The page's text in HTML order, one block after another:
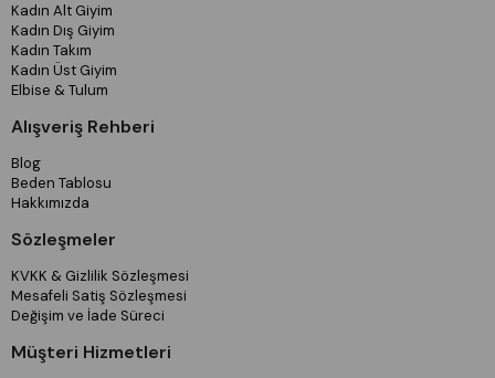
Kadın Alt Giyim
Kadın Dış Giyim
Kadın Takım
Kadın Üst Giyim
Elbise & Tulum
Alışveriş Rehberi
Blog
Beden Tablosu
Hakkımızda
Sözleşmeler
KVKK & Gizlilik Sözleşmesi
Mesafeli Satiş Sözleşmesi
Değişim ve İade Süreci
Müşteri Hizmetleri